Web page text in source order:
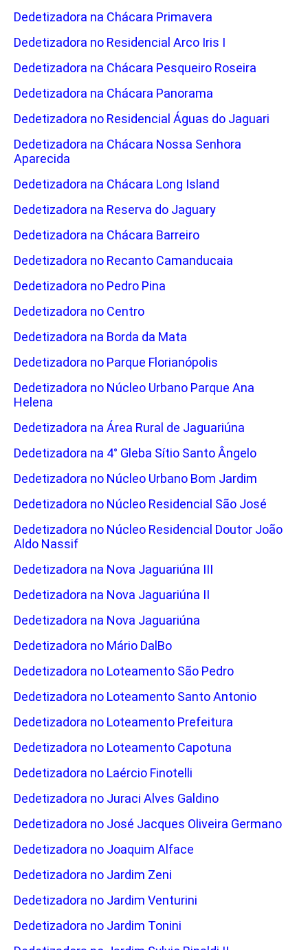
Dedetizadora na Chácara Primavera
Dedetizadora no Residencial Arco Iris I
Dedetizadora na Chácara Pesqueiro Roseira
Dedetizadora na Chácara Panorama
Dedetizadora no Residencial Águas do Jaguari
Dedetizadora na Chácara Nossa Senhora
Aparecida
Dedetizadora na Chácara Long Island
Dedetizadora na Reserva do Jaguary
Dedetizadora na Chácara Barreiro
Dedetizadora no Recanto Camanducaia
Dedetizadora no Pedro Pina
Dedetizadora no Centro
Dedetizadora na Borda da Mata
Dedetizadora no Parque Florianópolis
Dedetizadora no Núcleo Urbano Parque Ana
Helena
Dedetizadora na Área Rural de Jaguariúna
Dedetizadora na 4° Gleba Sítio Santo Ângelo
Dedetizadora no Núcleo Urbano Bom Jardim
Dedetizadora no Núcleo Residencial São José
Dedetizadora no Núcleo Residencial Doutor João
Aldo Nassif
Dedetizadora na Nova Jaguariúna III
Dedetizadora na Nova Jaguariúna II
Dedetizadora na Nova Jaguariúna
Dedetizadora no Mário DalBo
Dedetizadora no Loteamento São Pedro
Dedetizadora no Loteamento Santo Antonio
Dedetizadora no Loteamento Prefeitura
Dedetizadora no Loteamento Capotuna
Dedetizadora no Laércio Finotelli
Dedetizadora no Juraci Alves Galdino
Dedetizadora no José Jacques Oliveira Germano
Dedetizadora no Joaquim Alface
Dedetizadora no Jardim Zeni
Dedetizadora no Jardim Venturini
Dedetizadora no Jardim Tonini